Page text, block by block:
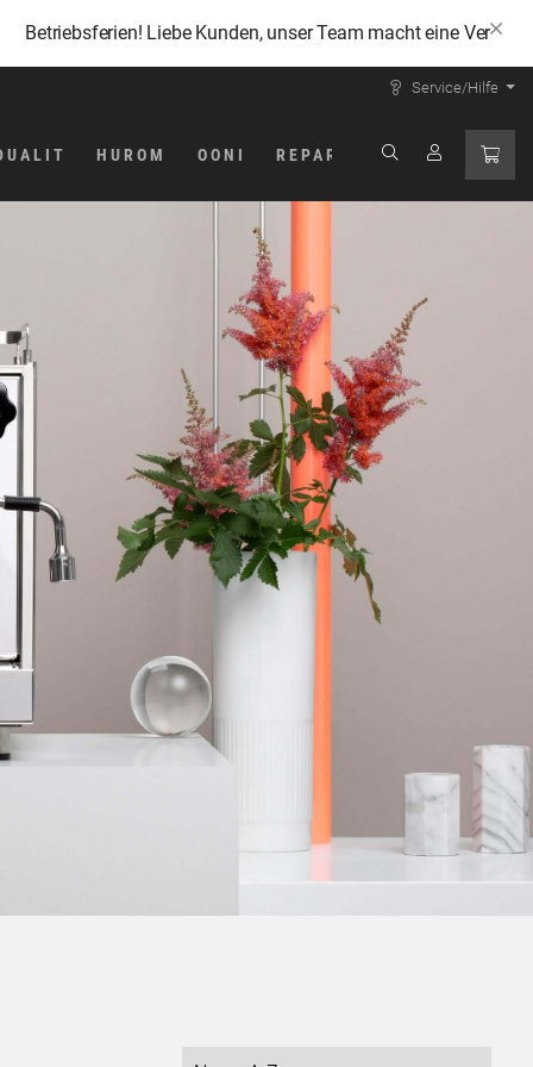
Liebe Kunden, unser Team macht eine
Service/Hilfe
HUROM OONI REPARATUR